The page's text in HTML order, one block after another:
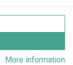
More information